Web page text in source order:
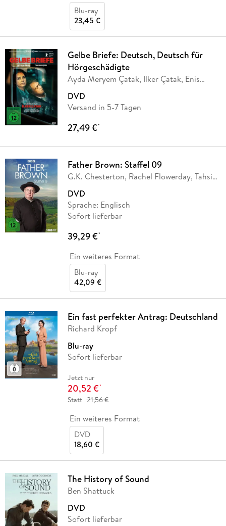
Blu-ray
23,45 €
Gelbe Briefe: Deutsch, Deutsch für
Hörgeschädigte
Ayda Meryem Çatak, Ilker Çatak, Enis
DVD
Versand in 5-7 Tagen
27,49 €*
Father Brown: Staffel 09
G.K. Chesterton, Rachel Flowerday, Tahsin
DVD
Sprache: Englisch
Sofort lieferbar
39,29 €*
Ein weiteres Format
Blu-ray
42,09 €
Ein fast perfekter Antrag: Deutschland
Richard Kropf
Blu-ray
Sofort lieferbar
Jetzt nur
20,52 €*
Statt 21,56 €
Ein weiteres Format
DVD
18,60 €
The History of Sound
Ben Shattuck
DVD
Sofort lieferbar